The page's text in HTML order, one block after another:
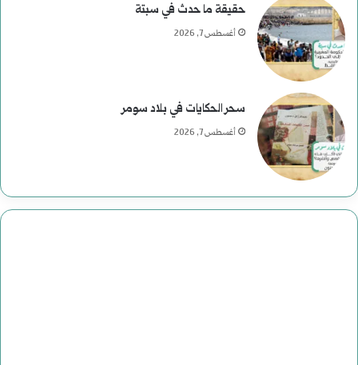
حقيقة ما حدث في سبتة
أغسطس 7, 2026
سحر الحكايات في بلاد سومر
أغسطس 7, 2026